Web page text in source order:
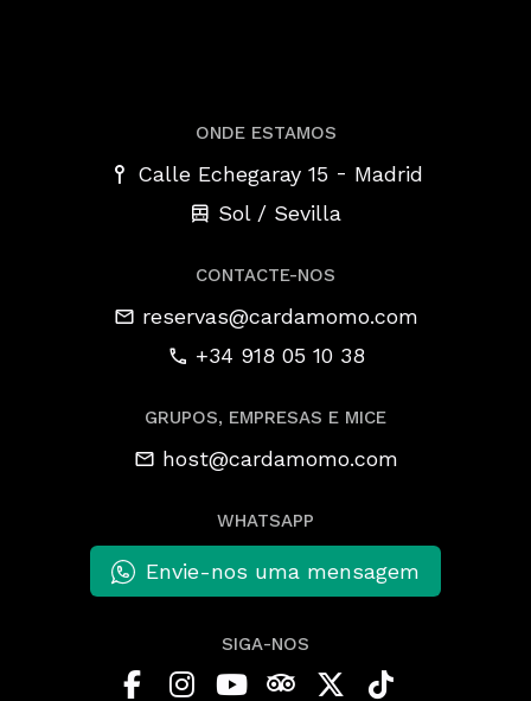
ONDE ESTAMOS
Calle Echegaray 15 - Madrid
Sol / Sevilla
CONTACTE-NOS
reservas@cardamomo.com
+34 918 05 10 38
GRUPOS, EMPRESAS E MICE
host@cardamomo.com
WHATSAPP
Envie-nos uma mensagem
SIGA-NOS